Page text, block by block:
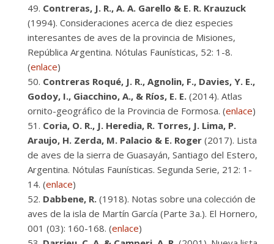
Contreras, J. R., A. A. Garello & E. R. Krauzuck
(1994). Consideraciones acerca de diez especies
interesantes de aves de la provincia de Misiones,
República Argentina. Nótulas Faunísticas, 52: 1-8.
(enlace)
Contreras Roqué, J. R., Agnolin, F., Davies, Y. E.,
Godoy, I., Giacchino, A., & Ríos, E. E. (2014). Atlas
ornito-geográfico de la Provincia de Formosa. (enlace)
Coria, O. R., J. Heredia, R. Torres, J. Lima, P.
Araujo, H. Zerda, M. Palacio & E. Roger (2017). Lista
de aves de la sierra de Guasayán, Santiago del Estero,
Argentina. Nótulas Faunísticas. Segunda Serie, 212: 1-
14. (enlace)
Dabbene, R. (1918). Notas sobre una colección de
aves de la isla de Martín García (Parte 3a.). El Hornero,
001 (03): 160-168. (enlace)